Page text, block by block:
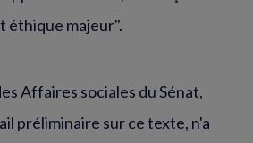
éthique majeur".
Affaires sociales du Sénat,
préliminaire sur ce texte, n'a